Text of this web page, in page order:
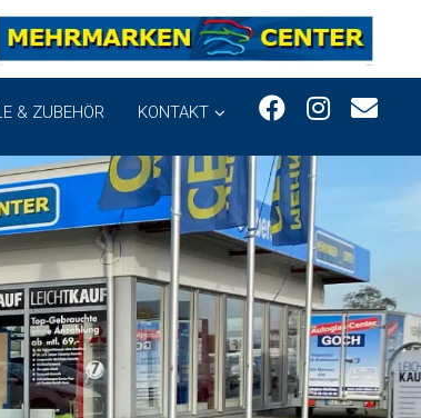
& ZUBEHÖR KONTAKT